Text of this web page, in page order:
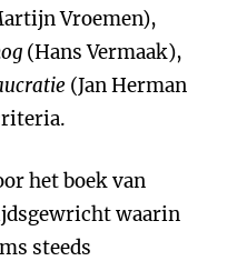
Vroemen),
(Hans Vermaak),
(Jan Herman
het boek van
waarin
steeds